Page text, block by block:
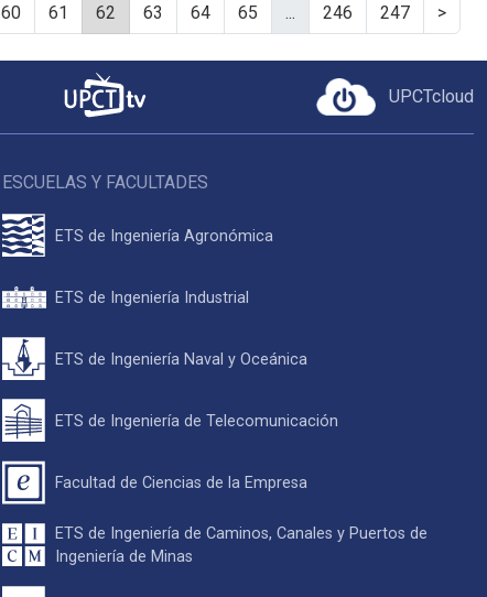
60 61 62 63 64 65 ... 246 247 >
UPCTcloud
ESCUELAS Y FACULTADES
ETS de Ingeniería Agronómica
ETS de Ingeniería Industrial
ETS de Ingeniería Naval y Oceánica
ETS de Ingeniería de Telecomunicación
Facultad de Ciencias de la Empresa
ETS de Ingeniería de Caminos, Canales y Puertos de
Ingeniería de Minas